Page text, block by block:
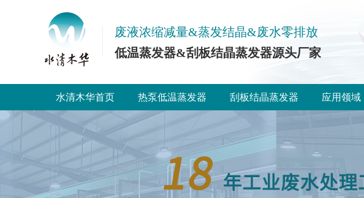
废液浓缩减量&蒸发结晶&废水零排放
低温蒸发器&刮板结晶蒸发器源头厂家
水清木华首页 热泵低温蒸发器 刮板结晶蒸发器 应用领域